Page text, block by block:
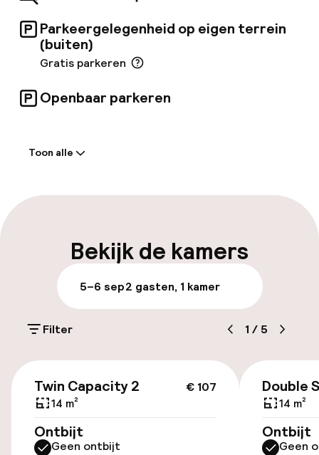
Parkeergelegenheid op eigen terrein
(buiten)
Gratis parkeren
Openbaar parkeren
Meertalige medewerkers
Parkeren & mobiliteit
Parkeergelegenheid op eigen terrein
(buiten)
Openbaar parkeren
Toon alle
Bekijk de kamers
5–6 sep2 gasten, 1 kamer
Filter 1 / 5
€ 107
Twin Capacity 2
14 m²
Ontbijt
Geen ontbijt
Double
14 m²
Ontbijt
Geen